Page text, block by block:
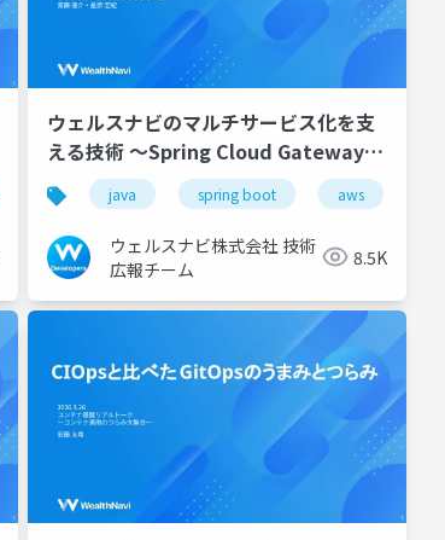
ウェルスナビのマルチサービス化を支
える技術 〜Spring Cloud Gatewayと
Pub/Subの実践〜
java spring boot aws
ウェルスナビ株式会社 技術
広報チーム
8.5K